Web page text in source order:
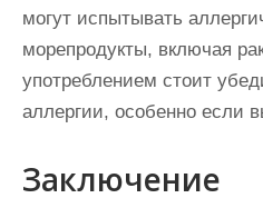
могут испытывать
морепродукты, включая
употреблением стоит
аллергии, особенно если
Заключение